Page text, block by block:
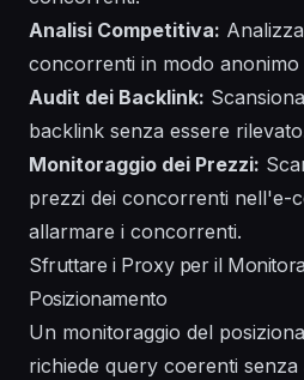
Analisi Competitiva:
concorrenti in modo anonimo
Audit dei Backlink:
backlink senza essere
Monitoraggio dei Prezzi:
prezzi dei concorrenti nell'e-
allarmare i concorrenti.
Sfruttare i Proxy per il
Posizionamento
Un monitoraggio del
richiede query coerenti